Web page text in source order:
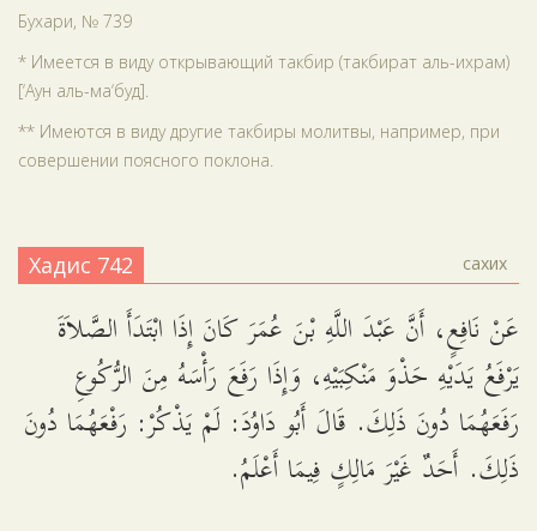
Бухари, № 739
* Имеется в виду открывающий такбир (такбират аль-ихрам)
[‘Аун аль-ма‘буд].
** Имеются в виду другие такбиры молитвы, например, при
совершении поясного поклона.
Хадис 742 сахих
عَنْ نَافِعٍ، أَنَّ عَبْدَ اللَّهِ بْنَ عُمَرَ كَانَ إِذَا ابْتَدَأَ الصَّلاَةَ
يَرْفَعُ يَدَيْهِ حَذْوَ مَنْكِبَيْهِ، وَإِذَا رَفَعَ رَأْسَهُ مِنَ الرُّكُوعِ
رَفَعَهُمَا دُونَ ذَلِكَ. قَالَ أَبُو دَاوُدَ: لَمْ يَذْكُرْ: رَفْعَهُمَا دُونَ
ذَلِكَ. أَحَدٌ غَيْرَ مَالِكٍ فِيمَا أَعْلَمُ.